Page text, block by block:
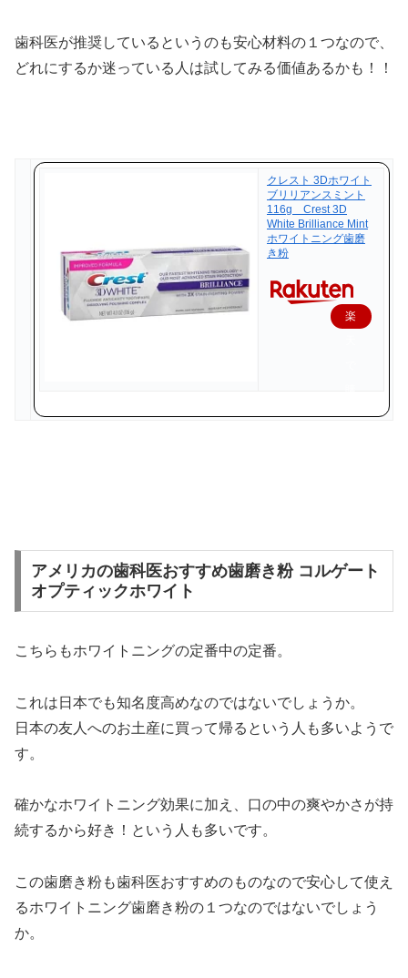
歯科医が推奨しているというのも安心材料の１つなので、
どれにするか迷っている人は試してみる価値あるかも！！
クレスト 3Dホワイト
ブリリアンスミント
116g Crest 3D
White Brilliance Mint
ホワイトニング歯磨
き粉
楽
入
アメリカの歯科医おすすめ歯磨き粉 コルゲート
オプティックホワイト
こちらもホワイトニングの定番中の定番。
これは日本でも知名度高めなのではないでしょうか。
日本の友人へのお土産に買って帰るという人も多いようで
す。
確かなホワイトニング効果に加え、口の中の爽やかさが持
続するから好き！という人も多いです。
この歯磨き粉も歯科医おすすめのものなので安心して使え
るホワイトニング歯磨き粉の１つなのではないでしょう
か。